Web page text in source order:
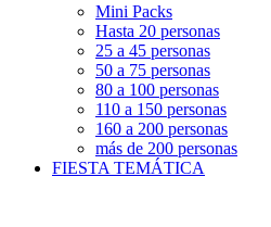
Mini Packs
Hasta 20 personas
25 a 45 personas
50 a 75 personas
80 a 100 personas
110 a 150 personas
160 a 200 personas
más de 200 personas
FIESTA TEMÁTICA